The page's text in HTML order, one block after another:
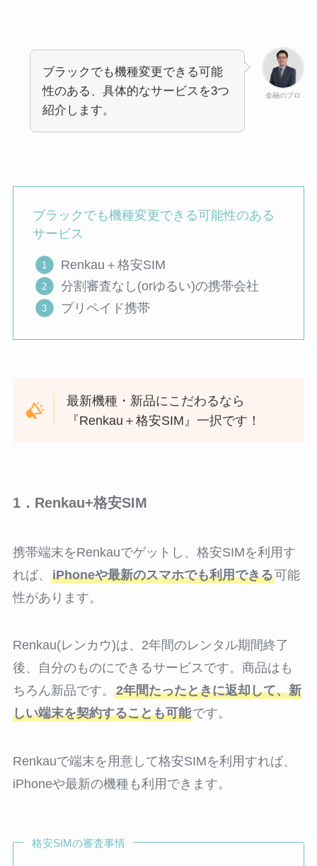
金融のプロ
ブラックでも機種変更できる可能
性のある、具体的なサービスを3つ
紹介します。
ブラックでも機種変更できる可能性のある
サービス
Renkau＋格安SIM
分割審査なし(orゆるい)の携帯会社
プリペイド携帯
最新機種・新品にこだわるなら
『Renkau＋格安SIM』一択です！
1．Renkau+格安SIM
携帯端末をRenkauでゲットし、格安SIMを利用す
れば、 iPhoneや最新のスマホでも利用できる可能
性があります。
Renkau(レンカウ)は、2年間のレンタル期間終了
後、自分のものにできるサービスです。商品はも
ちろん新品です。 2年間たったときに返却して、新
しい端末を契約することも可能です。
Renkauで端末を用意して格安SIMを利用すれば、
iPhoneや最新の機種も利用できます。
格安SIMの審査事情